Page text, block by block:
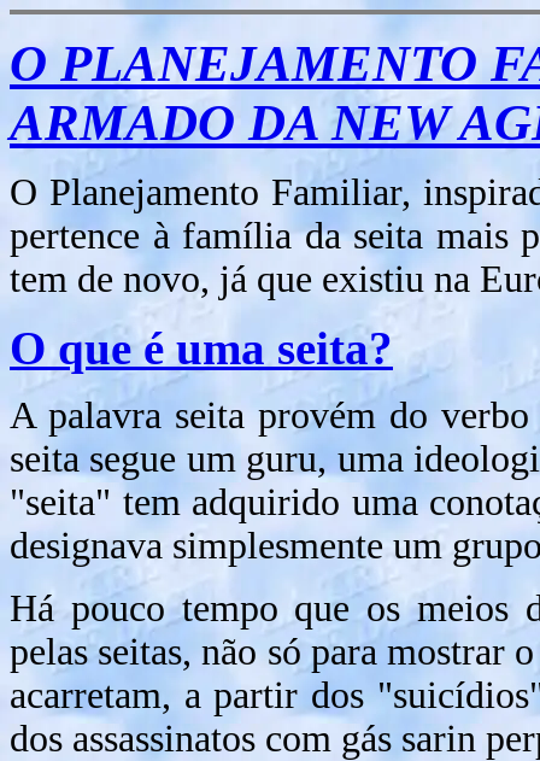
O PLANEJAMENTO
ARMADO DA NEW
O Planejamento Familiar,
pertence à família da seita mais
tem de novo, já que existiu na
O que é uma seita?
A palavra seita provém do
seita segue um guru, uma
"seita" tem adquirido uma
designava simplesmente um
Há pouco tempo que os meios
pelas seitas, não só para mostrar
acarretam, a partir dos
dos assassinatos com gás sarin